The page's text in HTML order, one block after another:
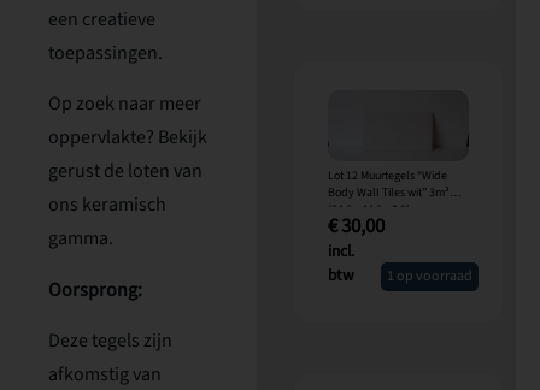
een creatieve
toepassingen.
Op zoek naar meer
oppervlakte? Bekijk
gerust de loten van
ons keramisch
gamma.
Oorsprong:
Deze tegels zijn
afkomstig van
Lot 12 Muurtegels “Wide
Body Wall Tiles wit” 3m²
(24,8 x 44,8 x 0,8)
€30,00
incl.
btw
1 op voorraad